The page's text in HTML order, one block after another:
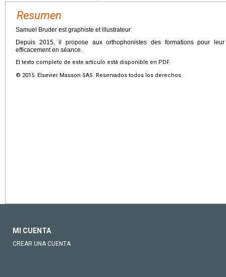
Resumen
Samuel Bruder est graphiste et illustrateur
Depuis 2015, il propose aux orthophonistes des formations pour
efficacement en séance.
El texto completo de este artículo está disponible en PDF.
© 2015 Elsevier Masson SAS. Reservados todos los derechos.
MI CUENTA
CREAR UNA CUENTA